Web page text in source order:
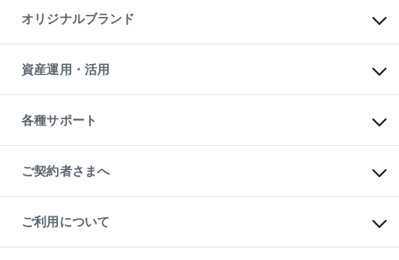
アパート経営
収益物件
ビル購入（ビル一棟）
投資用不動産の売却査定
事業用不動産の売却査定
マンションライブラリー
人気マンションランキング
暮らしに役立つ不動産メディア
不動産相場・不動産価格情報
不動産コラム・ニュース
不動産用語集
不動産なんでもネット相談室
住まいの税金
オリジナルブランド
一棟リノベーションマンション
L`GENTE（ルジェンテ）
区分リノベーションマンション
投資用一棟レジデンスWELL
不動産小口投資
LEGACIA（レガシア）
資産運用・活用
不動産M&A
アセットマネジメント・出資
各種サポート
相続サポート
リフォームサポート
ご契約者さまへ
ご紹介・再契約特典
入居者様専用-各種ご案内（賃貸）
東急こすもす会「こすもすWeb」
ご利用について